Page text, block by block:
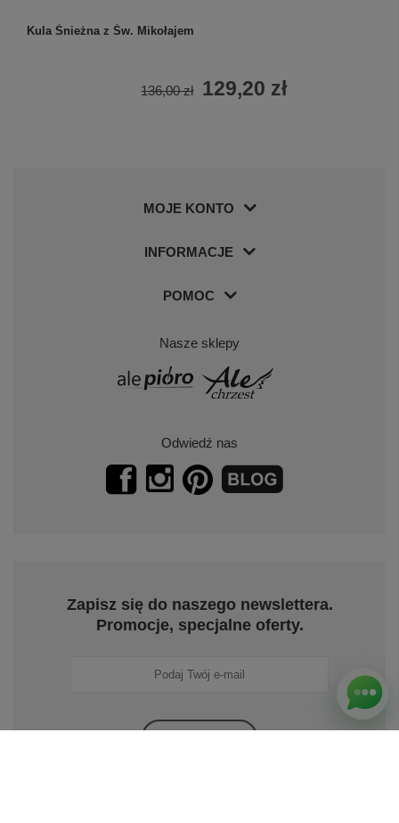
Kula Śnieżna z Św. Mikołajem
136,00 zł 129,20 zł
MOJE KONTO
INFORMACJE
POMOC
Nasze sklepy
Odwiedź nas
Zapisz się do naszego newslettera.
Promocje, specjalne oferty.